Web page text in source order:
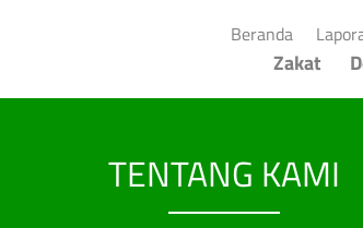
Beranda(current)
Zakat
TENTANG KAMI